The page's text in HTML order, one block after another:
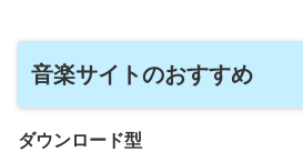
音楽サイトのおすすめ
ダウンロード型